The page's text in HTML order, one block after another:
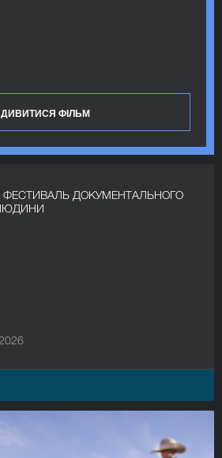
ДИВИТИСЯ ФІЛЬМ
ДОКУМЕНТАЛЬНОГО